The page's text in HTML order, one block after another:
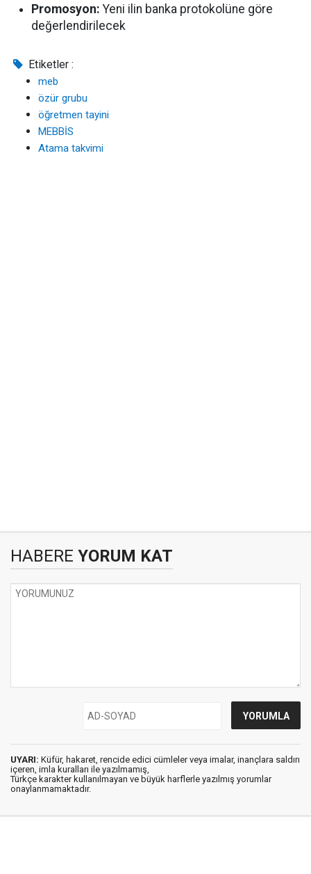
Promosyon: Yeni ilin banka protokolüne göre
değerlendirilecek
Etiketler :
meb
özür grubu
öğretmen tayini
MEBBİS
Atama takvimi
HABERE YORUM KAT
UYARI: Küfür, hakaret, rencide edici cümleler veya imalar, inançlara saldırı
içeren, imla kuralları ile yazılmamış,
Türkçe karakter kullanılmayan ve büyük harflerle yazılmış yorumlar
onaylanmamaktadır.